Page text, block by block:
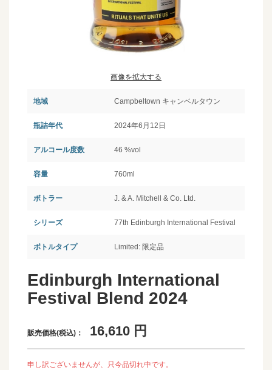
画像を拡大する
地域 Campbeltown キャンベルタウン
瓶詰年代 2024年6月12日
アルコール度数 46 %vol
容量 760ml
ボトラー J. & A. Mitchell & Co. Ltd.
シリーズ 77th Edinburgh International Festival
ボトルタイプ Limited: 限定品
Edinburgh International
Festival Blend 2024
販売価格(税込)： 16,610 円
申し訳ございませんが、只今品切れ中です。